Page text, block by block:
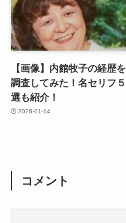
【画像】内館牧子の経歴を
調査してみた！名セリフ５
選も紹介！
2026-01-14
コメント